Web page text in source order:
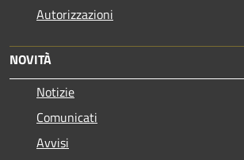
Autorizzazioni
NOVITÀ
Notizie
Comunicati
Avvisi